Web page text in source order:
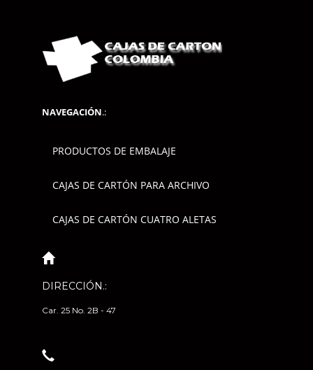
NAVEGACIÓN.:
PRODUCTOS DE EMBALAJE
CAJAS DE CARTÓN PARA ARCHIVO
CAJAS DE CARTÓN CUATRO ALETAS
DIRECCIÓN.:
Car. 25 No. 2B - 47